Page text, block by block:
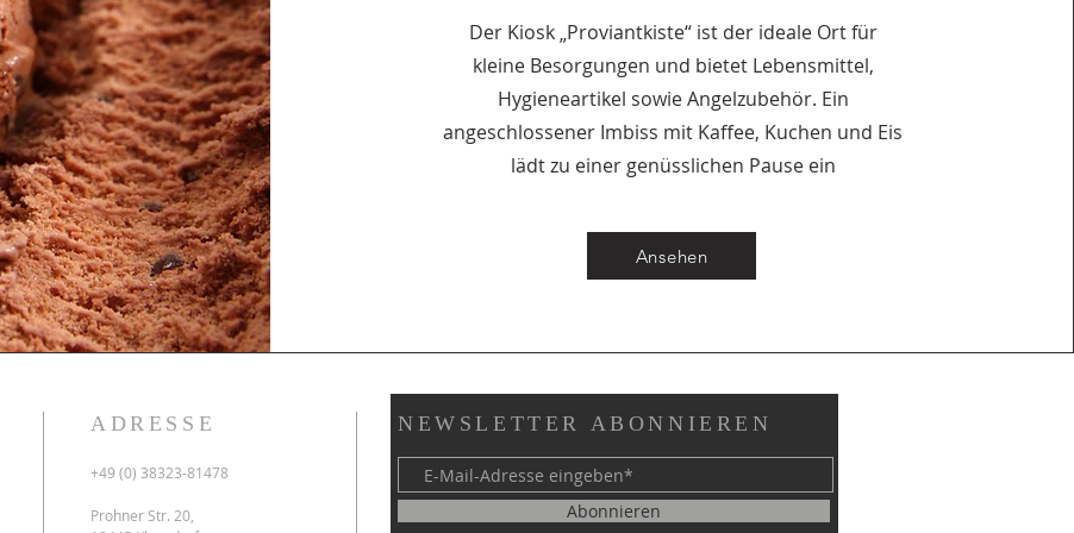
Der Kiosk „Proviantkiste“ ist der ideale Ort für
kleine Besorgungen und bietet Lebensmittel,
Hygieneartikel sowie Angelzubehör. Ein
angeschlossener Imbiss mit Kaffee, Kuchen und Eis
lädt zu einer genüsslichen Pause ein
Ansehen
ADRESSE
+49 (0) 38323-81478
Prohner Str. 20,
NEWSLETTER ABONNIEREN
Abonnieren